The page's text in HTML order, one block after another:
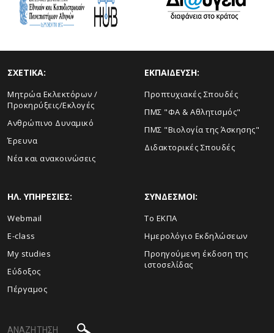
ΣΧΕΤΙΚΑ:
Μητρώα Εκλεκτόρων /
Προκηρύξεις/Εκλογές
Ανθρώπινο Δυναμικό
Έρευνα
Νέα και ανακοινώσεις
ΕΚΠΑΙΔΕΥΣΗ:
Προπτυχιακές Σπουδές
ΠΜΣ "ΦΑ & Αθλητισμός"
ΠΜΣ "Βιολογία της Άσκησης"
Διδακτορικές Σπουδές
ΗΛ. ΥΠΗΡΕΣΙΕΣ:
Webmail
E-class
My studies
Εύδοξος
Πέργαμος
ΣΥΝΔΕΣΜΟΙ:
Το ΕΚΠΑ
Ημερολόγιο Εκδηλώσεων
Προηγούμενη έκδοση της
ιστοσελίδας